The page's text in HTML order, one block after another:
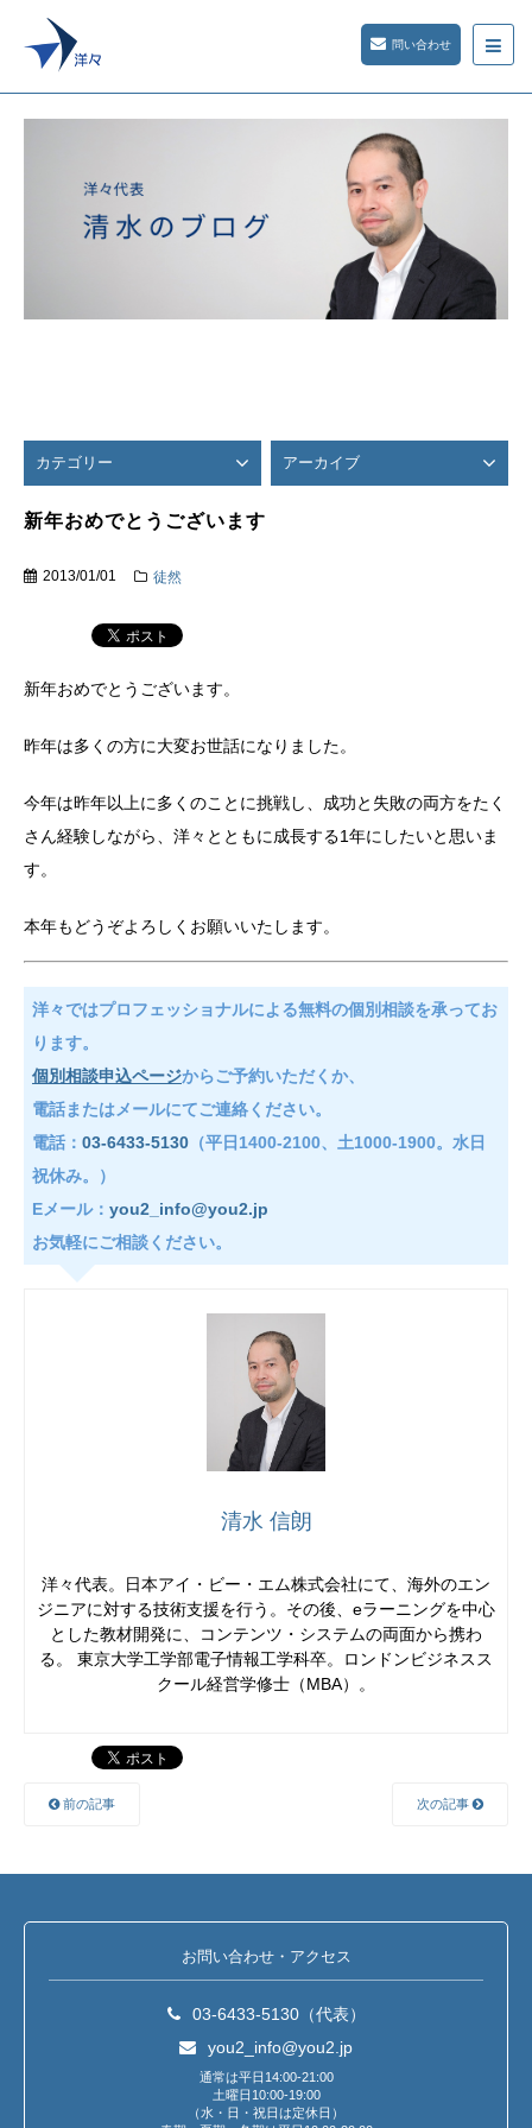
問い合わせ
カテゴリー アーカイブ
新年おめでとうございます
2013/01/01 徒然
新年おめでとうございます。
昨年は多くの方に大変お世話になりました。
今年は昨年以上に多くのことに挑戦し、成功と失敗の両方をたく
さん経験しながら、洋々とともに成長する1年にしたいと思いま
す。
本年もどうぞよろしくお願いいたします。
洋々ではプロフェッショナルによる無料の個別相談を承ってお
ります。
個別相談申込ページからご予約いただくか、
電話またはメールにてご連絡ください。
電話： 03-6433-5130 （平日1400-2100、土1000-1900。水日
祝休み。）
Eメール： you2_info@you2.jp
お気軽にご相談ください。
清水 信朗
洋々代表。日本アイ・ビー・エム株式会社にて、海外のエン
ジニアに対する技術支援を行う。その後、eラーニングを中心
とした教材開発に、コンテンツ・システムの両面から携わ
る。 東京大学工学部電子情報工学科卒。ロンドンビジネスス
クール経営学修士（MBA）。
前の記事 次の記事
お問い合わせ・アクセス
03-6433-5130（代表）
you2_info@you2.jp
通常は平日14:00-21:00
土曜日10:00-19:00
（水・日・祝日は定休日）